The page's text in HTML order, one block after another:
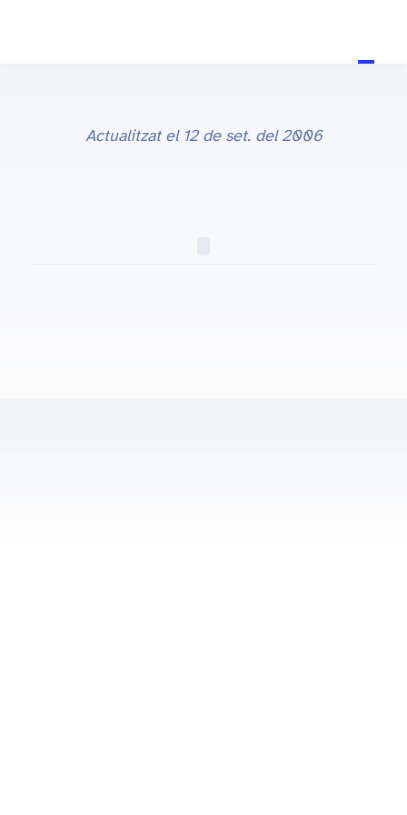
Actualitzat el 12 de set. del 2006